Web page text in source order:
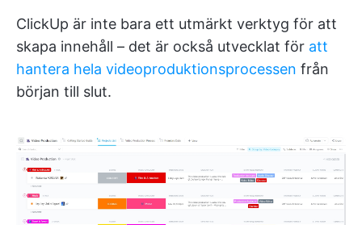
ClickUp är inte bara ett utmärkt verktyg för att
skapa innehåll – det är också utvecklat för att
hantera hela videoproduktionsprocessen från
början till slut.